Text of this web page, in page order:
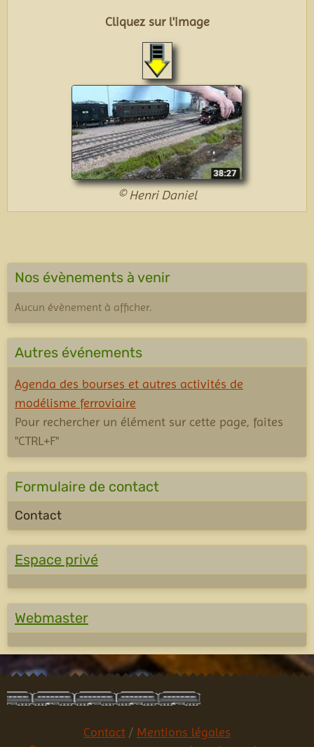
Cliquez sur l'image
© Henri Daniel
Nos évènements à venir
Aucun évènement à afficher.
Autres événements
Agenda des bourses et autres activités de
modélisme ferroviaire
Pour rechercher un élément sur cette page, faites
"CTRL+F"
Formulaire de contact
Contact
Espace privé
Webmaster
Contact / Mentions légales